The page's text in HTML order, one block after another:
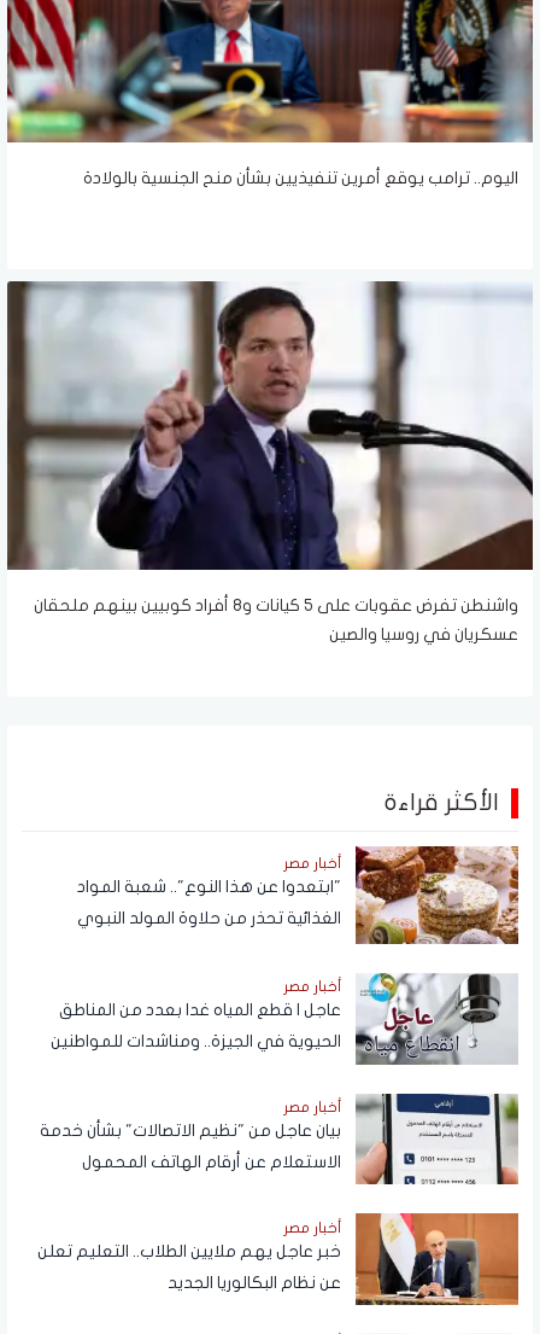
اليوم.. ترامب يوقع أمرين تنفيذيين بشأن منح الجنسية بالولادة
واشنطن تفرض عقوبات على 5 كيانات و8 أفراد كوبيين بينهم ملحقان
عسكريان في روسيا والصين
الأكثر قراءة
أخبار مصر
"ابتعدوا عن هذا النوع".. شعبة المواد
الغذائية تحذر من حلاوة المولد النبوي
أخبار مصر
عاجل | قطع المياه غدا بعدد من المناطق
الحيوية في الجيزة.. ومناشدات للمواطنين
أخبار مصر
بيان عاجل من "نظيم الاتصالات" بشأن خدمة
الاستعلام عن أرقام الهاتف المحمول
NTRA
أخبار مصر
خبر عاجل يهم ملايين الطلاب.. التعليم تعلن
عن نظام البكالوريا الجديد